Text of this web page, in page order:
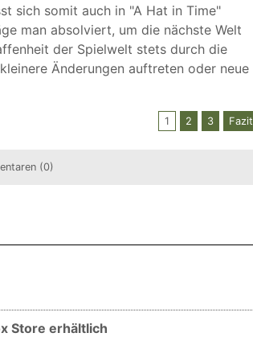
sich somit auch in "A Hat in Time"
man absolviert, um die nächste Welt
der Spielwelt stets durch die
Änderungen auftreten oder neue
1 2 3 Fazit
(0)
Store erhältlich